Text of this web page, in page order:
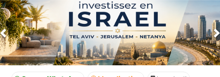
Previous